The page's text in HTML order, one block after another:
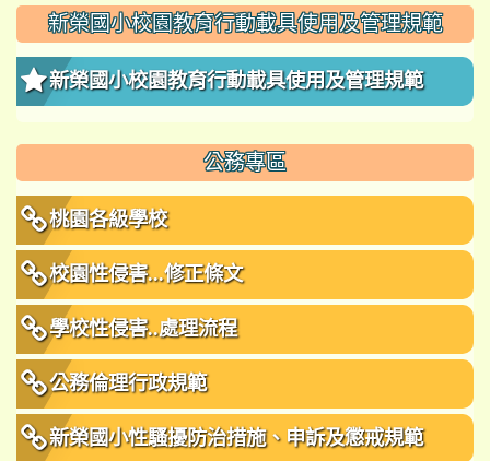
新榮國小校園教育行動載具使用及管理規範
新榮國小校園教育行動載具使用及管理規範
公務專區
桃園各級學校
校園性侵害...修正條文
學校性侵害..處理流程
公務倫理行政規範
新榮國小性騷擾防治措施、申訴及懲戒規範